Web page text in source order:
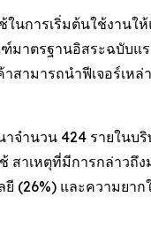
ในการเริ่มต้นใช้งาน
มาตรฐานอิสระฉบับแ
สามารถนำฟีเจอร์เหล่
จำนวน 424 รายในบ
สาเหตุที่มีการกล่าวถึ
(26%) และความยาก